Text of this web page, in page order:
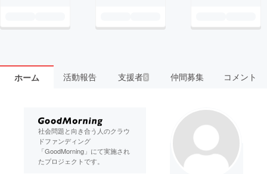
ホーム 活動報告 支援者5 仲間募集 コメント
社会問題と向き合う人のクラウ
ドファンディング
「GoodMorning」にて実施され
たプロジェクトです。